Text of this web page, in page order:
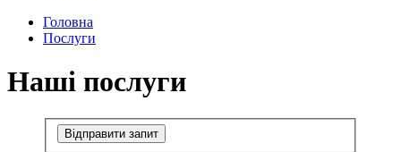
Головна
Послуги
Наші послуги
Відправити запит